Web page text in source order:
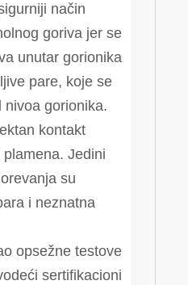
način
goriva jer se
unutar gorionika
pare, koje se
nivoa gorionika.
kontakt
Jedini
su
i neznatna
opsežne testove
sertifikacioni